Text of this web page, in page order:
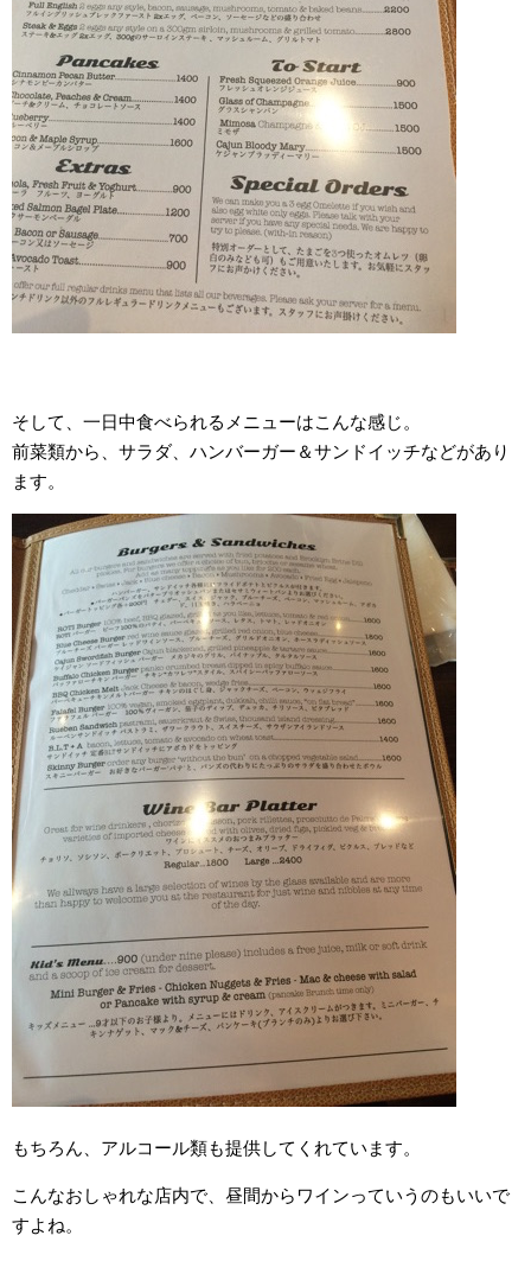
そして、一日中食べられるメニューはこんな感じ。
前菜類から、サラダ、ハンバーガー＆サンドイッチなどがあり
ます。
もちろん、アルコール類も提供してくれています。
こんなおしゃれな店内で、昼間からワインっていうのもいいで
すよね。